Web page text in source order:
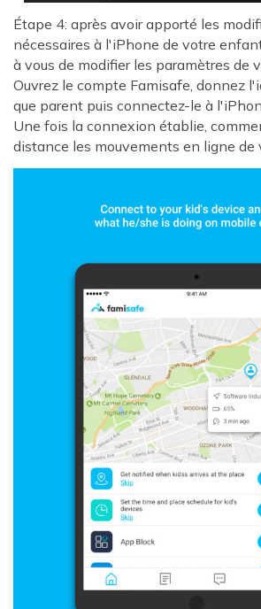
Étape 4: après avoir apporté les
nécessaires à l'iPhone de votre
à vous de modifier les paramètres de
Ouvrez le compte Famisafe, donnez
que parent puis connectez-le à
Une fois la connexion établie,
distance les mouvements en ligne de